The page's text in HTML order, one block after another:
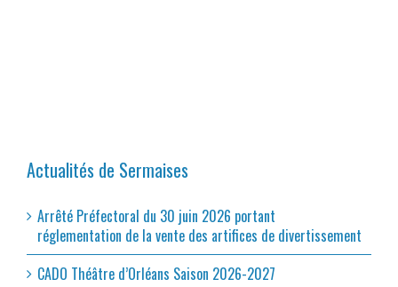
Actualités de Sermaises
Arrêté Préfectoral du 30 juin 2026 portant
réglementation de la vente des artifices de divertissement
CADO Théâtre d’Orléans Saison 2026-2027